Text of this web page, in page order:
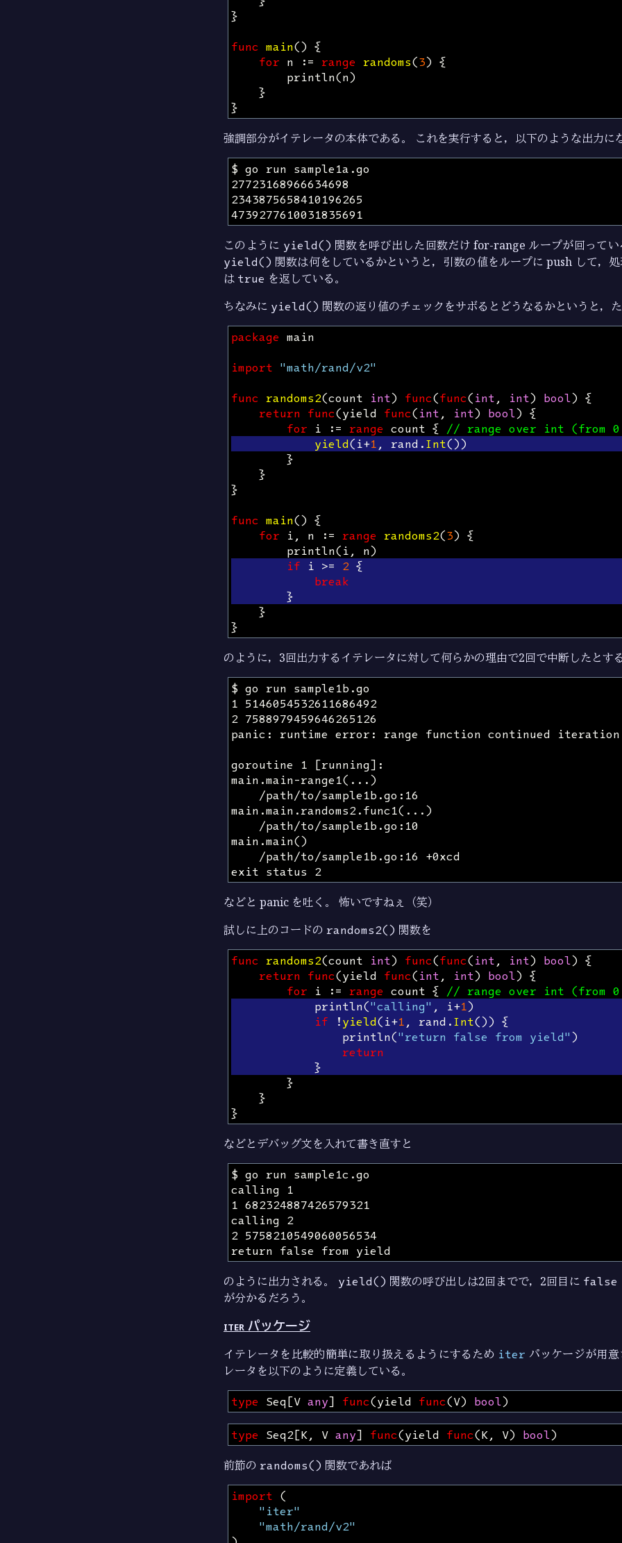
}
func main() {
for n := range randoms(3) {
println(n)
}
}
強調部分がイテレータの本体である。 これを実行すると，以下のような出力に
このように yield() 関数を呼び出した回数だけ for-range ループが回って
yield() 関数は何をしているかというと，引数の値をループに push して，
は true を返している。
ちなみに yield() 関数の返り値のチェックをサボるとどうなるかというと，
package main
import "math/rand/v2"
func randoms2(count int) func(func(int , int) bool) {
return func(yield func(int , int) bool) {
for i := range count { // range over int (from
yield(i+1 , rand .Int())
}
}
}
func main() {
for i , n := range randoms2(3) {
println(i , n)
if i >= 2 {
break
}
}
}
のように，3回出力するイテレータに対して何らかの理由で2回で中断したとす
などと panic を吐く。 怖いですねぇ（笑）
試しに上のコードの randoms2() 関数を
func randoms2(count int) func(func(int , int) bool) {
return func(yield func(int , int) bool) {
for i := range count { // range over int (from
println("calling" , i+1)
if
!yield(i+1 , rand .Int()) {
println("return false from yield")
return
}
}
}
}
などとデバッグ文を入れて書き直すと
のように出力される。 yield() 関数の呼び出しは2回までで，2回目に false
が分かるだろう。
iter パッケージ
イテレータを比較的簡単に取り扱えるようにするため iter パッケージが用
レータを以下のように定義している。
type Seq[V any] func(yield func(V) bool)
type Seq2[K, V any] func(yield func(K, V) bool)
前節の randoms() 関数であれば
import (
"iter"
"math/rand/v2"